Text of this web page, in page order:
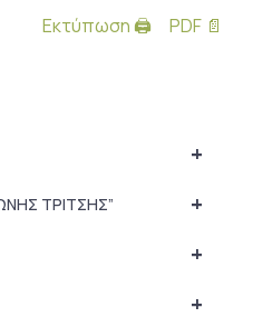
Εκτύπωση 🖨
PDF 📄
+
+
ΤΡΙΤΣΗΣ”
+
+